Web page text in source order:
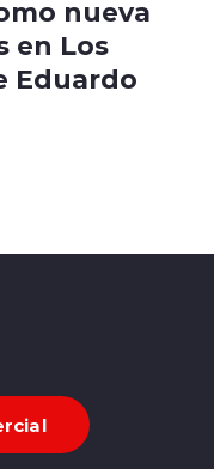
nueva
en Los
Eduardo